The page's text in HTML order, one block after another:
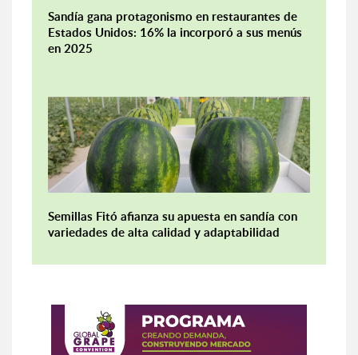
Sandía gana protagonismo en restaurantes de
Estados Unidos: 16% la incorporó a sus menús
en 2025
Semillas Fitó afianza su apuesta en sandía con
variedades de alta calidad y adaptabilidad